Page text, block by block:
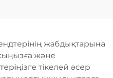
жабдықтарына
және
тікелей әсер